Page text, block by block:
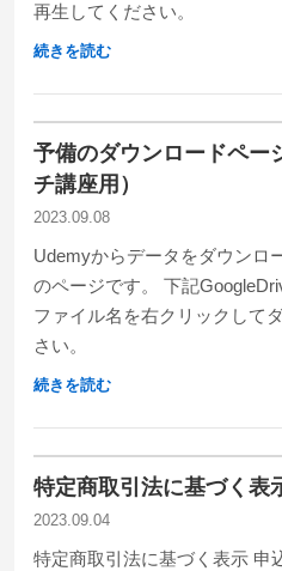
再生してください。
続きを読む
予備のダウンロードペー
チ講座用）
2023.09.08
Udemyからデータをダウンロ
のページです。 下記
ファイル名を右クリックして
さい。
続きを読む
特定商取引法に基づく表
2023.09.04
特定商取引法に基づく表示 申